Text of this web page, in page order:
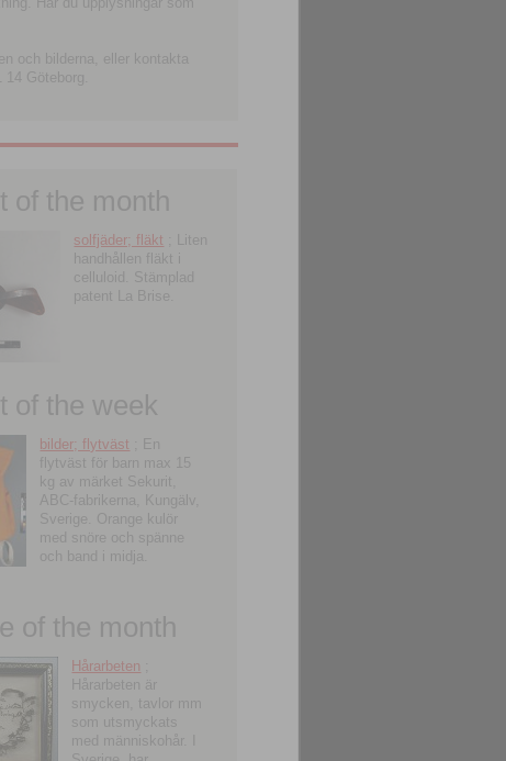
och bilderna, eller kontakta
Göteborg.
of the month
solfjäder; fläkt ; Liten
handhållen fläkt i
celluloid. Stämplad
patent La Brise.
of the week
bilder; flytväst ; En
flytväst för barn max 15
kg av märket Sekurit,
ABC-fabrikerna, Kungälv,
Sverige. Orange kulör
med snöre och spänne
och band i midja.
of the month
Hårarbeten
Hårarbeten är
smycken, tavlor mm
som utsmyckats
med människohår. I